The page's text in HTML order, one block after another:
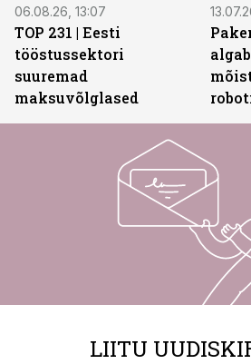
06.08.26, 13:07
TOP 231 | Eesti
tööstussektori
suuremad
maksuvõlglased
LIITU